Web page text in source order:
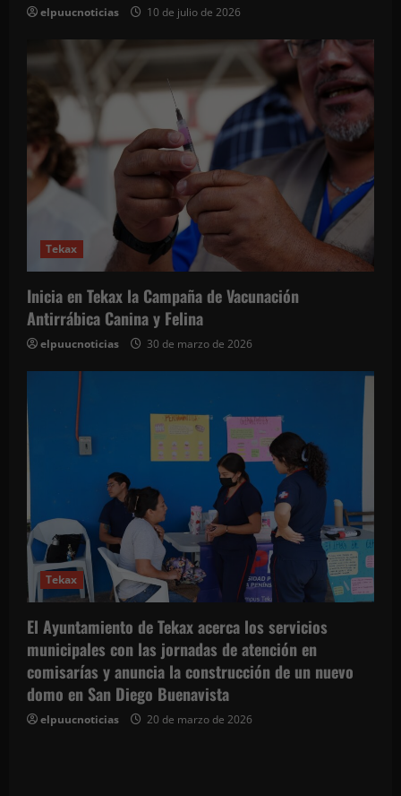
elpuucnoticias 10 de julio de 2026
Tekax
Inicia en Tekax la Campaña de Vacunación
Antirrábica Canina y Felina
elpuucnoticias 30 de marzo de 2026
Tekax
El Ayuntamiento de Tekax acerca los servicios
municipales con las jornadas de atención en
comisarías y anuncia la construcción de un nuevo
domo en San Diego Buenavista
elpuucnoticias 20 de marzo de 2026